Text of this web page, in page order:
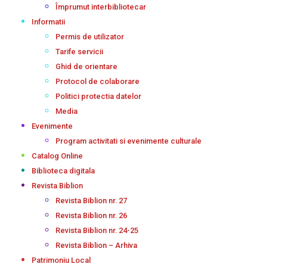
Împrumut interbibliotecar
Informatii
Permis de utilizator
Tarife servicii
Ghid de orientare
Protocol de colaborare
Politici protectia datelor
Media
Evenimente
Program activitati si evenimente culturale
Catalog Online
Biblioteca digitala
Revista Biblion
Revista Biblion nr. 27
Revista Biblion nr. 26
Revista Biblion nr. 24-25
Revista Biblion – Arhiva
Patrimoniu Local